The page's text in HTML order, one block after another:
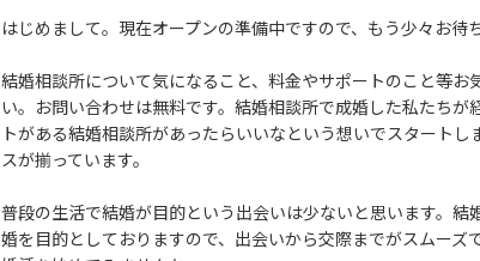
はじめまして。現在オープンの準備中ですので、もう少々お待
結婚相談所について気になること、料金やサポートのこと等お
い。お問い合わせは無料です。結婚相談所で成婚した私たちが
トがある結婚相談所があったらいいなという想いでスタート
スが揃っています。
普段の生活で結婚が目的という出会いは少ないと思います。結
婚を目的としておりますので、出会いから交際までがスムーズ